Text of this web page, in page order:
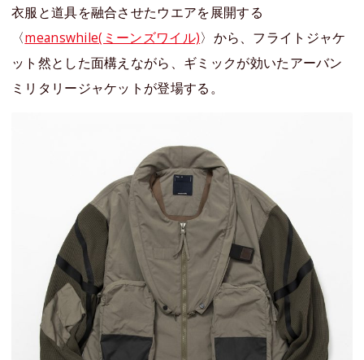
衣服と道具を融合させたウエアを展開する
〈meanswhile(ミーンズワイル)〉から、フライトジャケ
ット然とした面構えながら、ギミックが効いたアーバン
ミリタリージャケットが登場する。